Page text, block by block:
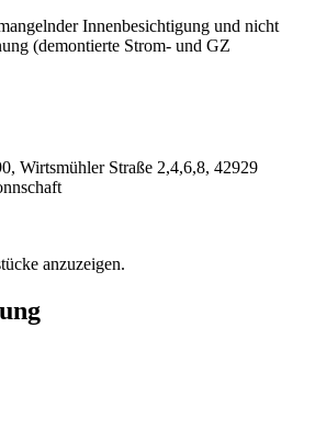
Innenbesichtigung und nicht
(demontierte Strom- und GZ
Wirtsmühler Straße 2,4,6,8, 42929
anzuzeigen.